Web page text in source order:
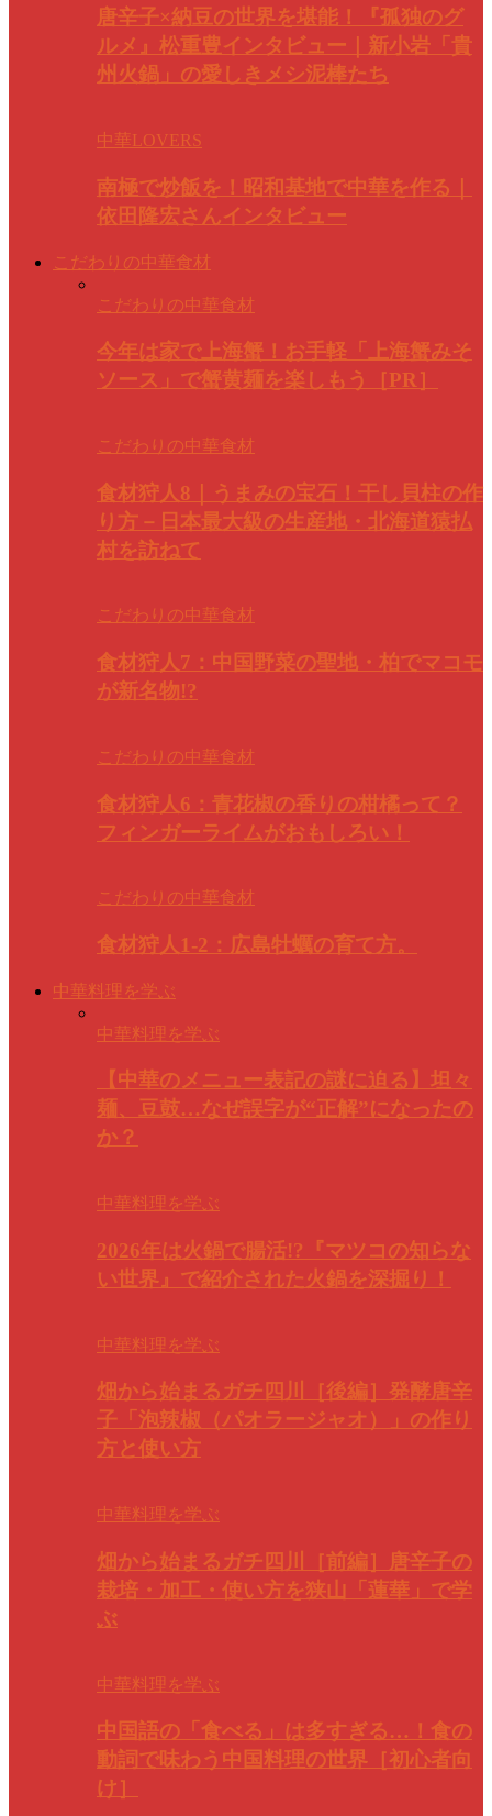
唐辛子×納豆の世界を堪能！『孤独のグ
ルメ』松重豊インタビュー｜新小岩「貴
州火鍋」の愛しきメシ泥棒たち
中華LOVERS
南極で炒飯を！昭和基地で中華を作る｜
依田隆宏さんインタビュー
こだわりの中華食材
こだわりの中華食材
今年は家で上海蟹！お手軽「上海蟹みそ
ソース」で蟹黄麺を楽しもう［PR］
こだわりの中華食材
食材狩人8｜うまみの宝石！干し貝柱の作
り方－日本最大級の生産地・北海道猿払
村を訪ねて
こだわりの中華食材
食材狩人7：中国野菜の聖地・柏でマコモ
が新名物!?
こだわりの中華食材
食材狩人6：青花椒の香りの柑橘って？
フィンガーライムがおもしろい！
こだわりの中華食材
食材狩人1-2：広島牡蠣の育て方。
中華料理を学ぶ
中華料理を学ぶ
【中華のメニュー表記の謎に迫る】坦々
麺、豆鼓…なぜ誤字が“正解”になったの
か？
中華料理を学ぶ
2026年は火鍋で腸活!?『マツコの知らな
い世界』で紹介された火鍋を深掘り！
中華料理を学ぶ
畑から始まるガチ四川［後編］発酵唐辛
子「泡辣椒（パオラージャオ）」の作り
方と使い方
中華料理を学ぶ
畑から始まるガチ四川［前編］唐辛子の
栽培・加工・使い方を狭山「蓮華」で学
ぶ
中華料理を学ぶ
中国語の「食べる」は多すぎる…！食の
動詞で味わう中国料理の世界［初心者向
け］